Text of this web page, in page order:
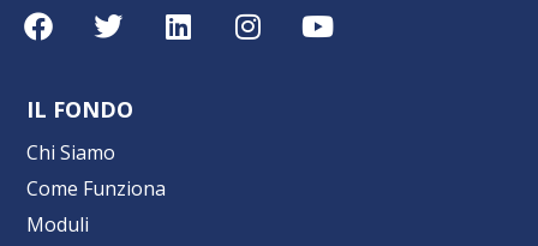
IL FONDO
Chi Siamo
Come Funziona
Moduli